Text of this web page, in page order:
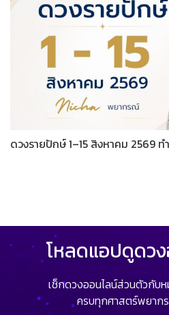
ดวงรายปักษ์ 1–15 สิงหาคม 2569
โหลดแอปดูดว
เช็กดวงออนไลน์ส่วนตัวกับ
ครบทุกศาสตร์พยาก